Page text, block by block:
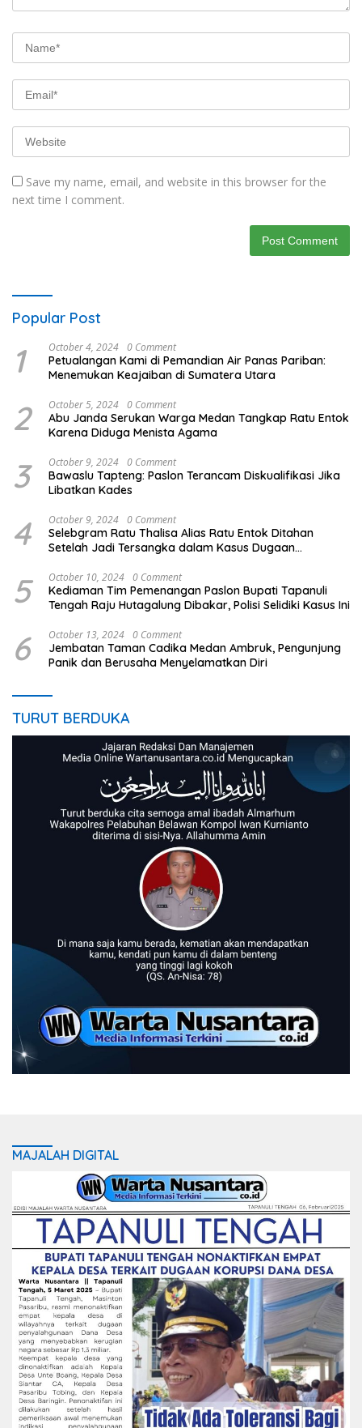
Save my name, email, and website in this browser for the
next time I comment.
Popular Post
1 October 4, 2024 0 Comment
Petualangan Kami di Pemandian Air Panas Pariban:
Menemukan Keajaiban di Sumatera Utara
2 October 5, 2024 0 Comment
Abu Janda Serukan Warga Medan Tangkap Ratu Entok
Karena Diduga Menista Agama
3 October 9, 2024 0 Comment
Bawaslu Tapteng: Paslon Terancam Diskualifikasi Jika
Libatkan Kades
4 October 9, 2024 0 Comment
Selebgram Ratu Thalisa Alias Ratu Entok Ditahan
Setelah Jadi Tersangka dalam Kasus Dugaan
5 October 10, 2024 0 Comment
Kediaman Tim Pemenangan Paslon Bupati Tapanuli
Tengah Raju Hutagalung Dibakar, Polisi Selidiki Kasus Ini
6 October 13, 2024 0 Comment
Jembatan Taman Cadika Medan Ambruk, Pengunjung
Panik dan Berusaha Menyelamatkan Diri
TURUT BERDUKA
MAJALAH DIGITAL